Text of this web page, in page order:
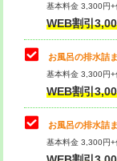
トイレ便器脱着
タンクレストイ
小便器トイレ脱着
その他部品の脱着
交換・取付（タン
基本料金 3,300円
WEB割引
お風呂の排水詰
基本料金 3,300円
WEB割引
お風呂の排水詰
基本料金 3,300円